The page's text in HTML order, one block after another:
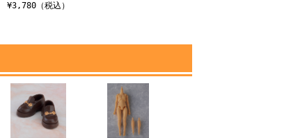
¥3,780（税込）